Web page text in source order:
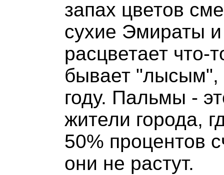
запах цветов
сухие Эмираты
расцветает что-
бывает "лысым",
году. Пальмы -
жители города,
50% процентов
они не растут.